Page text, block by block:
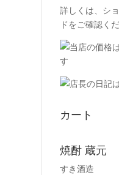
詳しくは、 シ
ドをご確認く
カート
焼酎 蔵元
すき酒造